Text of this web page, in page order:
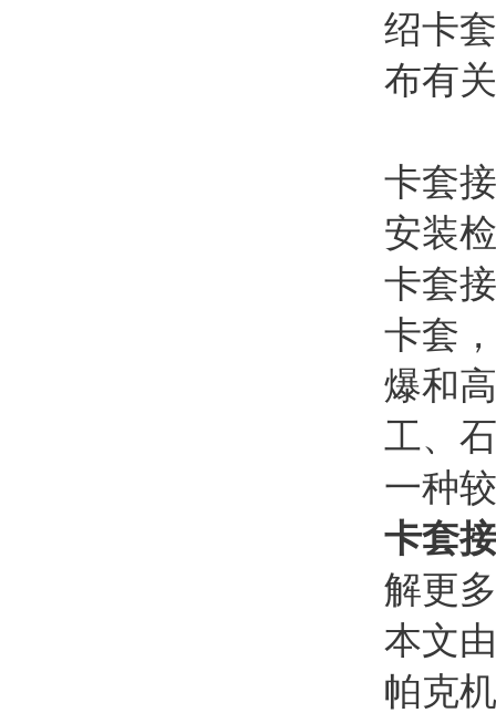
绍卡
布有
卡套
安装
卡套
卡套
爆和
工、
一种
卡套
解更
本文由
帕克